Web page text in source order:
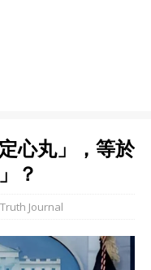
心丸」，等於
？
Journal